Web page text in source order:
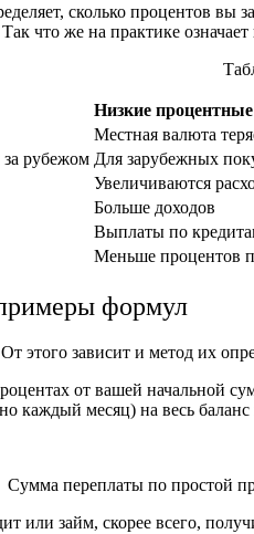
сколько процентов вы
что же на практике
Низкие
Местная валюта
рубежом Для зарубежных
Увеличиваются
Больше доходов
Выплаты по
Меньше процентов
формул
зависит и метод их
от вашей начальной
каждый месяц) на весь
Сумма переплаты по простой
или займ, скорее всего,